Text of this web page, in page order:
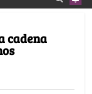
cadena